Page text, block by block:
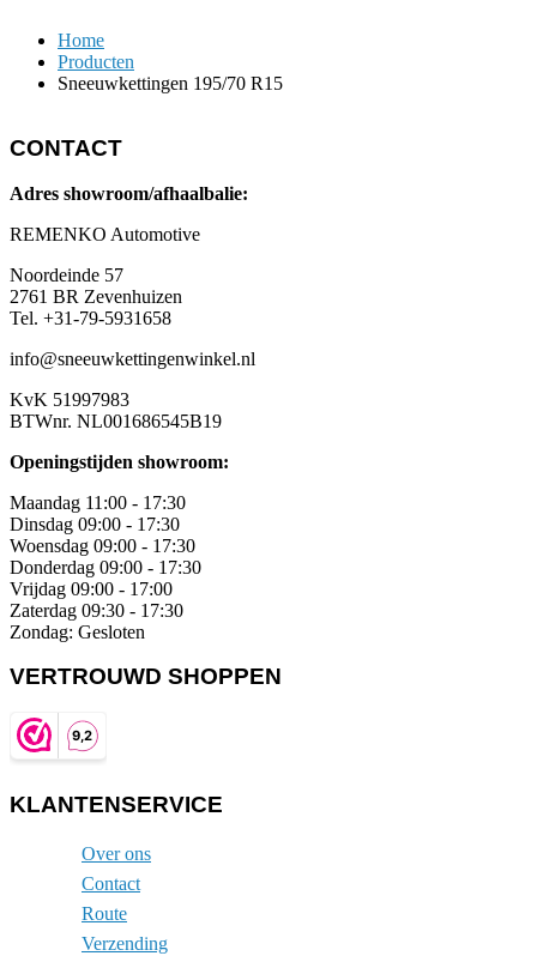
Home
Producten
Sneeuwkettingen 195/70 R15
CONTACT
Adres showroom/afhaalbalie:
REMENKO Automotive
Noordeinde 57
2761 BR Zevenhuizen
Tel. +31-79-5931658
info@sneeuwkettingenwinkel.nl
KvK 51997983
BTWnr. NL001686545B19
Openingstijden showroom:
Maandag 11:00 - 17:30
Dinsdag 09:00 - 17:30
Woensdag 09:00 - 17:30
Donderdag 09:00 - 17:30
Vrijdag 09:00 - 17:00
Zaterdag 09:30 - 17:30
Zondag: Gesloten
VERTROUWD SHOPPEN
KLANTENSERVICE
Over ons
Contact
Route
Verzending